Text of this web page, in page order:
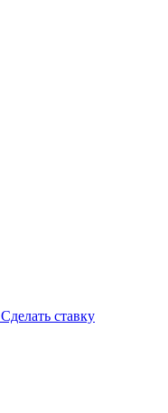
Сделать ставку